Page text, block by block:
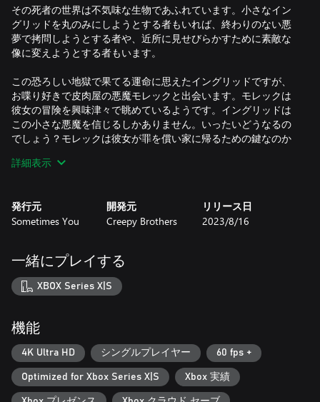
その死者の世界は不気味な生物であふれています。小さなイン
グリッドを丸のみにしようとする者もいれば、終わりのない悪
夢で拷問しようとする者や、近所に見せびらかすために素敵な
像に変えようとする者もいます。
この恐ろしい地獄で果てる運命に思えたイングリッドですが、
お喋り好きで皮肉屋の悪魔モレックと出会います。モレックは
彼女の冒険を興味津々で眺めているようです。イングリッドは
この小さな悪魔を信じるしかありません。いったいどうなるの
でしょう？モレックは彼女が罪を償い家に帰るための鍵なのか
ッドの運命がまったく異なるものになるマルチエンディング方
式
- ハンス・クリスチャン・アンデルセンやグリム兄弟などの著
者の作品を参考にした没入感のあるフルボイスのストーリー。
詳細表示
発行元
Sometimes You
開発元
Creepy Brothers
リリース日
2023/8/16
一緒にプレイする
XBOX Series X|S
機能
4K Ultra HD シングルプレイヤー 60 fps +
Optimized for Xbox Series X|S Xbox 実績